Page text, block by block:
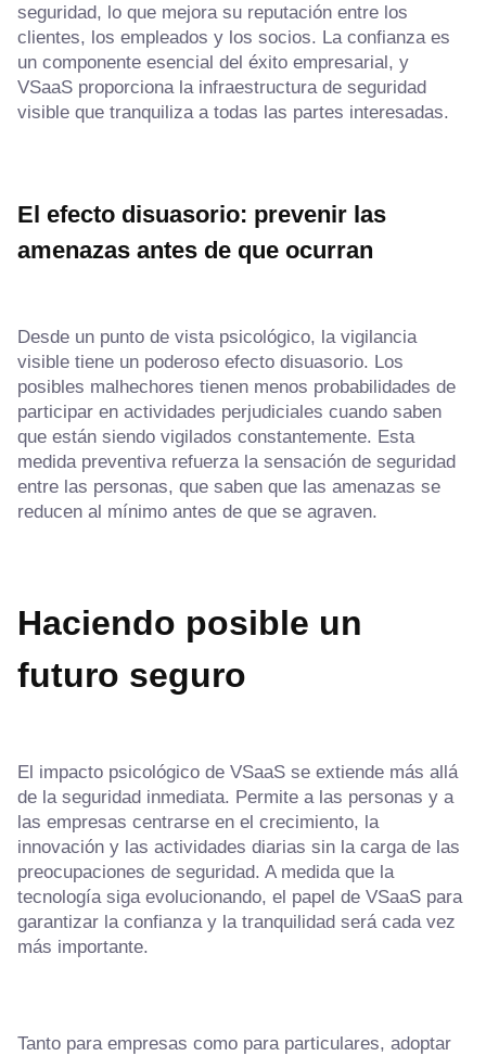
seguridad, lo que mejora su reputación entre los
clientes, los empleados y los socios. La confianza es
un componente esencial del éxito empresarial, y
VSaaS proporciona la infraestructura de seguridad
visible que tranquiliza a todas las partes interesadas.
El efecto disuasorio: prevenir las
amenazas antes de que ocurran
Desde un punto de vista psicológico, la vigilancia
visible tiene un poderoso efecto disuasorio. Los
posibles malhechores tienen menos probabilidades de
participar en actividades perjudiciales cuando saben
que están siendo vigilados constantemente. Esta
medida preventiva refuerza la sensación de seguridad
entre las personas, que saben que las amenazas se
reducen al mínimo antes de que se agraven.
Haciendo posible un
futuro seguro
El impacto psicológico de VSaaS se extiende más allá
de la seguridad inmediata. Permite a las personas y a
las empresas centrarse en el crecimiento, la
innovación y las actividades diarias sin la carga de las
preocupaciones de seguridad. A medida que la
tecnología siga evolucionando, el papel de VSaaS para
garantizar la confianza y la tranquilidad será cada vez
más importante.
Tanto para empresas como para particulares, adoptar